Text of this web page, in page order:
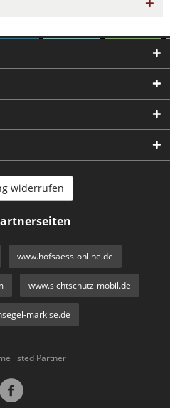
widerrufen
www.hofsaess-online.de
www.sichtschutz-mobil.de
markise.de